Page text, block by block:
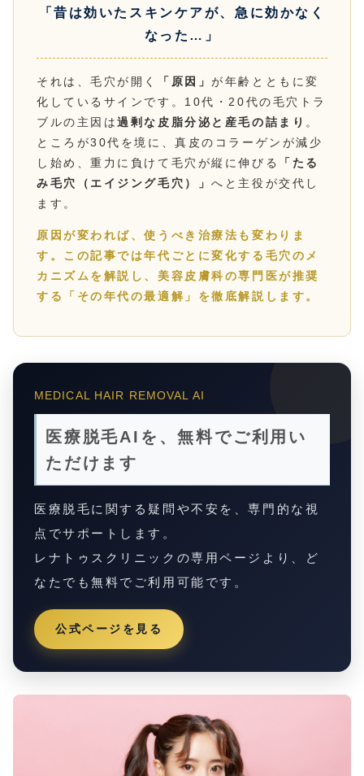
「昔は効いたスキンケアが、急に効かなく
なった…」
それは、毛穴が開く 「原因」が年齢とともに変
化しているサインです。10代・20代の毛穴トラ
ブルの主因は過剰な皮脂分泌と産毛の詰まり 。
ところが30代を境に、真皮のコラーゲンが減少
し始め、重力に負けて毛穴が縦に伸びる
「たる
み毛穴（エイジング毛穴）」へと主役が交代し
ます。
原因が変われば、使うべき治療法も変わりま
す。この記事では年代ごとに変化する毛穴のメ
カニズムを解説し、美容皮膚科の専門医が推奨
する「その年代の最適解」を徹底解説します。
MEDICAL HAIR REMOVAL AI
医療脱毛AIを、無料でご利用い
ただけます
医療脱毛に関する疑問や不安を、専門的な視
点でサポートします。
レナトゥスクリニックの専用ページより、ど
なたでも無料でご利用可能です。
公式ページを見る